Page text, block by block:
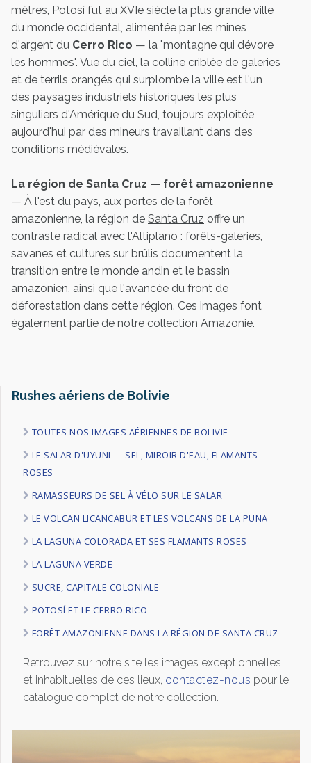
mètres, Potosí fut au XVIe siècle la plus grande ville
du monde occidental, alimentée par les mines
d'argent du Cerro Rico — la "montagne qui dévore
les hommes". Vue du ciel, la colline criblée de galeries
et de terrils orangés qui surplombe la ville est l'un
des paysages industriels historiques les plus
singuliers d'Amérique du Sud, toujours exploitée
aujourd'hui par des mineurs travaillant dans des
conditions médiévales.
La région de Santa Cruz — forêt amazonienne
— À l'est du pays, aux portes de la forêt
amazonienne, la région de Santa Cruz offre un
contraste radical avec l'Altiplano : forêts-galeries,
savanes et cultures sur brûlis documentent la
transition entre le monde andin et le bassin
amazonien, ainsi que l'avancée du front de
déforestation dans cette région. Ces images font
également partie de notre collection Amazonie.
Rushes aériens de Bolivie
TOUTES NOS IMAGES AÉRIENNES DE BOLIVIE
LE SALAR D'UYUNI — SEL, MIROIR D'EAU, FLAMANTS
ROSES
RAMASSEURS DE SEL À VÉLO SUR LE SALAR
LE VOLCAN LICANCABUR ET LES VOLCANS DE LA PUNA
LA LAGUNA COLORADA ET SES FLAMANTS ROSES
LA LAGUNA VERDE
SUCRE, CAPITALE COLONIALE
POTOSÍ ET LE CERRO RICO
FORÊT AMAZONIENNE DANS LA RÉGION DE SANTA CRUZ
Retrouvez sur notre site les images exceptionnelles
et inhabituelles de ces lieux, contactez-nous pour le
catalogue complet de notre collection.